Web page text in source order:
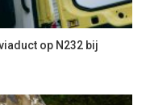
op N232 bij